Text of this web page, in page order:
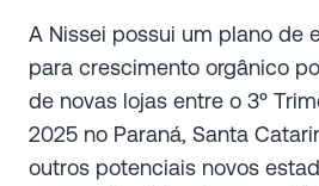
A Nissei possui um plano de
para crescimento orgânico
de novas lojas entre o 3º
2025 no Paraná, Santa
outros potenciais novos